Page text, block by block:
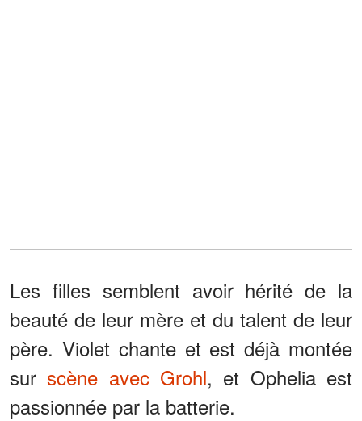
Les filles semblent avoir hérité de la
beauté de leur mère et du talent de leur
père. Violet chante et est déjà montée
sur scène avec Grohl, et Ophelia est
passionnée par la batterie.